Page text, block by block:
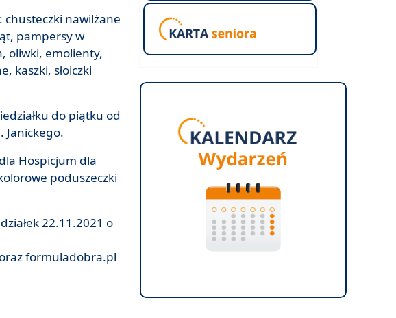
nawilżane
pampersy w
oliwki, emolienty,
kaszki, słoiczki
do piątku od
Janickego.
Hospicjum dla
poduszeczki
22.11.2021 o
formuladobra.pl